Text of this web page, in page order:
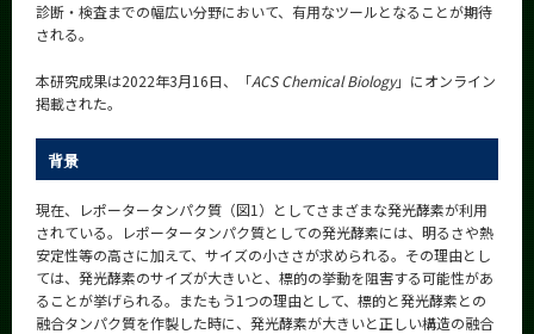
診断・検査までの幅広い分野において、有用なツールとなることが期待
される。
本研究成果は2022年3月16日、「ACS Chemical Biology」にオンライン
掲載された。
背景
現在、レポータータンパク質（図1）としてさまざまな発光酵素が利用
されている。レポータータンパク質としての発光酵素には、明るさや熱
安定性等の高さに加えて、サイズの小ささが求められる。その理由とし
ては、発光酵素のサイズが大きいと、標的の挙動を阻害する可能性があ
ることが挙げられる。またもう1つの理由として、標的と発光酵素との
融合タンパク質を作製した時に、発光酵素が大きいと正しい構造の融合